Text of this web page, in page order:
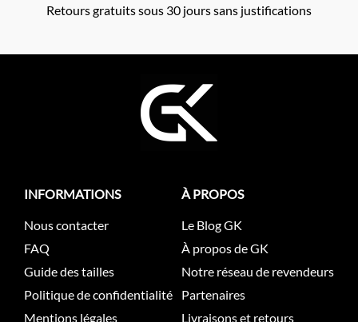
Retours gratuits sous 30 jours sans justifications
INFORMATIONS
Nous contacter
FAQ
Guide des tailles
Politique de confidentialité
Mentions légales
À PROPOS
Le Blog GK
À propos de GK
Notre réseau de revendeurs
Partenaires
Livraisons et retours